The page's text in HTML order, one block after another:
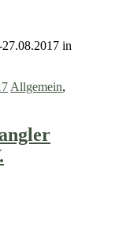
in
Allgemein,